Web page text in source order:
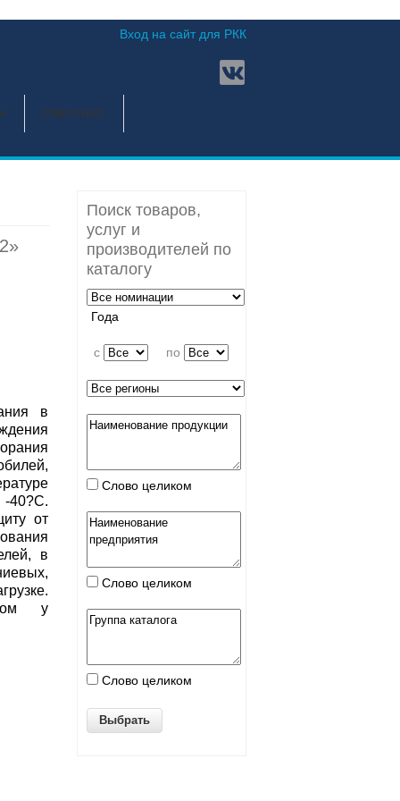
Вход на сайт для РКК
СМИ О НАС
в
40?С.
от
в
у
Поиск товаров,
услуг и
производителей по
каталогу
Года
c по
Слово целиком
Слово целиком
Слово целиком